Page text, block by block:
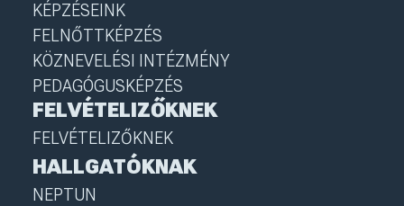
KÉPZÉSEINK
FELNŐTTKÉPZÉS
KÖZNEVELÉSI INTÉZMÉNY
PEDAGÓGUSKÉPZÉS
FELVÉTELIZŐKNEK
FELVÉTELIZŐKNEK
HALLGATÓKNAK
NEPTUN